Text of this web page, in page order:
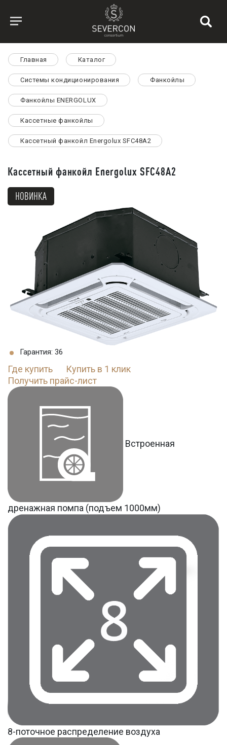
Главная Каталог
Системы кондиционирования Фанкойлы
Фанкойлы ENERGOLUX
Кассетные фанкойлы
Кассетный фанкойл Energolux SFC48A2
Кассетный фанкойл Energolux SFC48A2
НОВИНКА
Гарантия: 36
Где купить
Купить в 1 клик
Получить прайс-лист
Встроенная
дренажная помпа (подъем 1000мм)
8-поточное распределение воздуха